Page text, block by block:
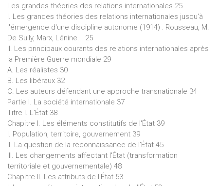
Les grandes théories des relations internationales 25
I. Les grandes théories des relations internationales jusqu'à
l'émergence d'une discipline autonome (1914) : Rousseau, M.
De Sully, Marx, Lénine... 25
II. Les principaux courants des relations internationales après
la Première Guerre mondiale 29
A. Les réalistes 30
B. Les libéraux 32
C. Les auteurs défendant une approche transnationale 34
Partie I. La société internationale 37
Titre I. L'État 38
Chapitre I. Les éléments constitutifs de l'État 39
I. Population, territoire, gouvernement 39
II. La question de la reconnaissance de l'État 45
III. Les changements affectant l'État (transformation
territoriale et gouvernementale) 48
Chapitre II. Les attributs de l'État 53